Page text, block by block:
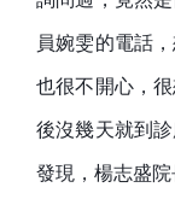
員婉雯的電話
也很不開心，
後沒幾天就到
發現，楊志盛院